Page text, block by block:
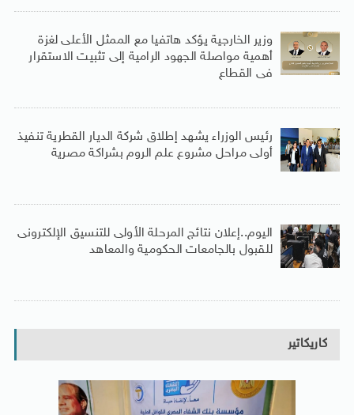
وزير الخارجية يؤكد هاتفيا مع الممثل الأعلى لغزة
أهمية مواصلة الجهود الرامية إلى تثبيت الاستقرار
فى القطاع
رئيس الوزراء يشهد إطلاق شركة الديار القطرية تنفيذ
أولى مراحل مشروع علم الروم بشراكة مصرية
اليوم..إعلان نتائج المرحلة الأولى للتنسيق الإلكترونى
للقبول بالجامعات الحكومية والمعاهد
كاريكاتير